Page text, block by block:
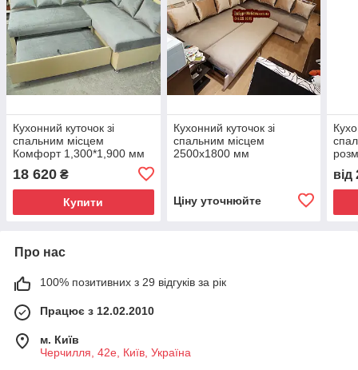
Кухонний куточок зі
спальним місцем
Комфорт 1,300*1,900 мм
18 620 ₴
Купити
Кухонний куточок зі
спальним місцем
2500х1800 мм
Ціну уточнюйте
від
Про нас
100% позитивних з 29 відгуків за рік
Працює з 12.02.2010
м. Київ
Черчилля, 42е, Київ, Україна